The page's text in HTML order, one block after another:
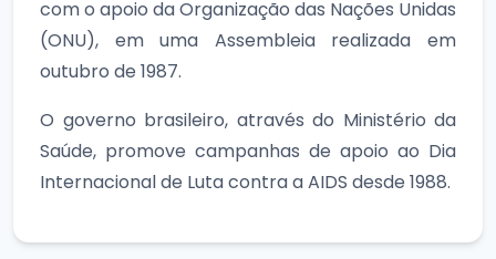
com o apoio da Organização das Nações Unidas
(ONU), em uma Assembleia realizada em
outubro de 1987.
O governo brasileiro, através do Ministério da
Saúde, promove campanhas de apoio ao Dia
Internacional de Luta contra a AIDS desde 1988.